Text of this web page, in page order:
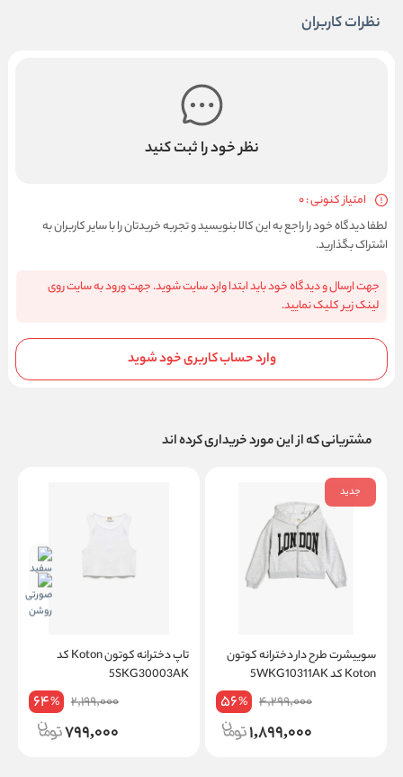
نظرات کاربران
نظر خود را ثبت کنید
امتیاز کنونی : 0
لطفا دیدگاه خود را راجع به این کالا بنویسید و تجربه خریدتان را با سایر کاربران به
اشتراک بگذارید.
جهت ارسال و دیدگاه خود باید ابتدا وارد سایت شوید. جهت ورود به سایت روی
لینک زیر کلیک نمایید.
وارد حساب کاربری خود شوید
مشتریانی که از این مورد خریداری کرده اند
جدید
سوییشرت طرح دار دخترانه کوتون
Koton کد 5WKG10311AK
4,299,000
56%
1,899,000
تاپ دخترانه کوتون Koton کد
5SKG30003AK
2,199,000
64%
799,000